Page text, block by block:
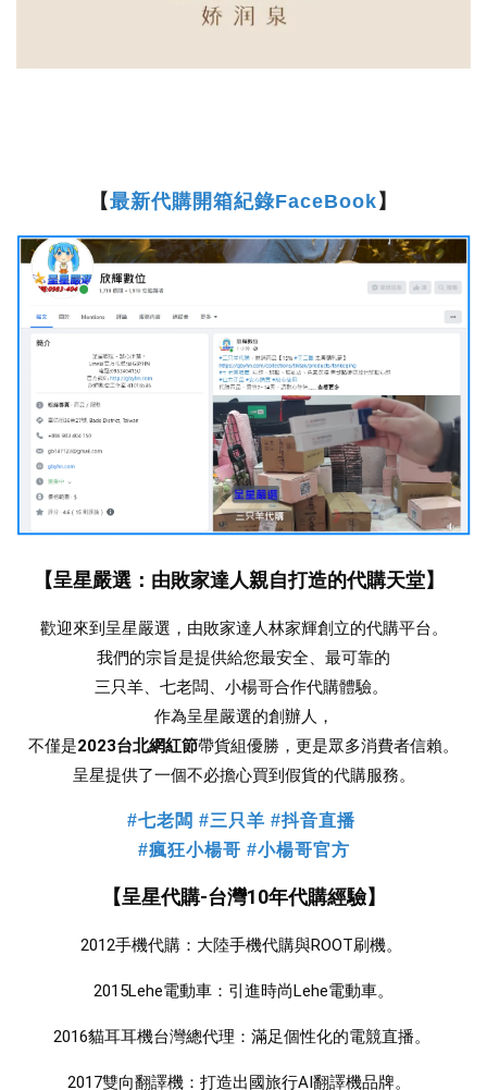
【最新代購開箱紀錄FaceBook 】
【呈星嚴選：由敗家達人親自打造的代購天堂】
歡迎來到呈星嚴選，由敗家達人林家輝創立的代購平台。
我們的宗旨是提供給您最安全、最可靠的
三只羊、七老闆、小楊哥合作代購體驗。
作為呈星嚴選的創辦人，
不僅是2023台北網紅節帶貨組優勝，更是眾多消費者信賴。
呈星提供了一個不必擔心買到假貨的代購服務。
#七老闆 #三只羊 #抖音直播
#瘋狂小楊哥 #小楊哥官方
【呈星代購-台灣10年代購經驗】
2012手機代購：大陸手機代購與ROOT刷機。
2015Lehe電動車：引進時尚Lehe電動車。
2016貓耳耳機台灣總代理：滿足個性化的電競直播。
2017雙向翻譯機：打造出國旅行AI翻譯機品牌。